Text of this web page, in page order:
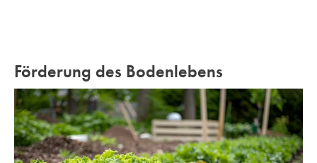
Förderung des Bodenlebens